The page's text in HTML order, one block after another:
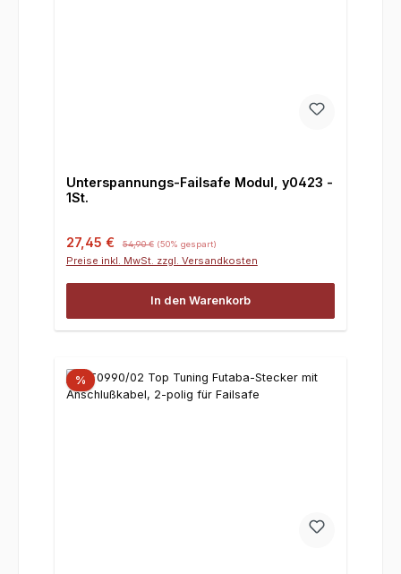
Unterspannungs-Failsafe Modul, y0423 -
1St.
Verkaufspreis:
27,45 € 54,90 € (50% gespart)
Preise inkl. MwSt. zzgl. Versandkosten
In den Warenkorb
%